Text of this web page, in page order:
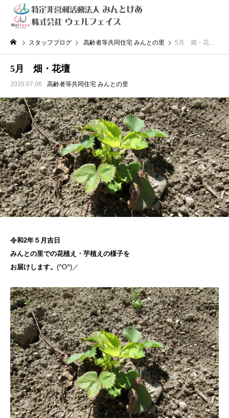
スタッフブログ 高齢者等共同住宅 みんとの里 5月 畑・花壇
5月 畑・花壇
2020.07.06 高齢者等共同住宅 みんとの里
令和2年５月吉日
みんとの里での花植え・芋植えの様子を
お届けします。 (^O^)／